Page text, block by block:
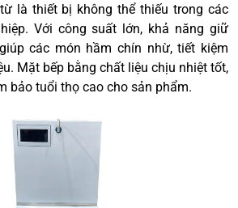
là thiết bị không thể thiếu trong các
Với công suất lớn, khả năng giữ
các món hầm chín nhừ, tiết kiệm
Mặt bếp bằng chất liệu chịu nhiệt tốt,
bảo tuổi thọ cao cho sản phẩm.